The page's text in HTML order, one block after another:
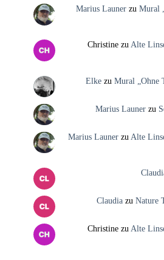
Marius Launerzu Mural
ChristinezuAlte
Elkezu Mural „Ohne
Marius Launerzu
Marius Launerzu Alte
Claudiazu Nature
ChristinezuAlte